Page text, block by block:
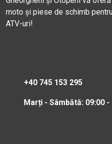
moto și piese de schimb
ATV-uri!
+40 745 153 295
Marți - Sâmbătă: 09:00 -